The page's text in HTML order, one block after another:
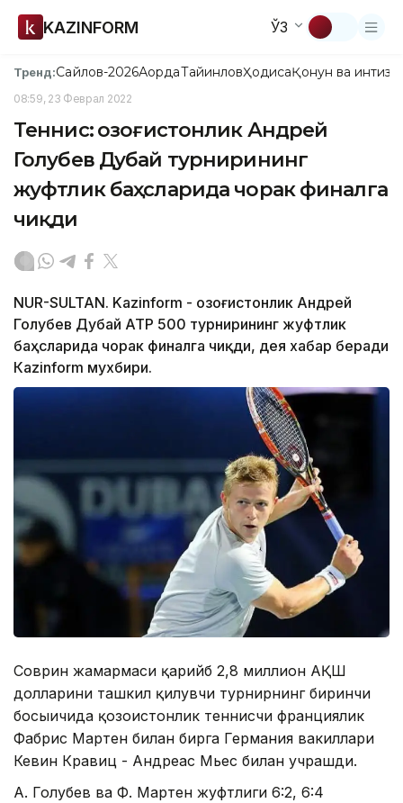
KAZINFORM ЎЗ
Тренд:Сайлов-2026АқордаТайинловҲодисаҚонун ва
08:59, 23 Феврал 2022
Теннис: Қозоғистонлик Андрей
Голубев Дубай турнирининг
жуфтлик баҳсларида чорак финалга
чиқди
NUR-SULTAN. Kazinform - Қозоғистонлик Андрей
Голубев Дубай АТP 500 турнирининг жуфтлик
баҳсларида чорак финалга чиқди, дея хабар беради
Кazinform мухбири.
Соврин жамғармаси қарийб 2,8 миллион АҚШ
долларини ташкил қилувчи турнирнинг биринчи
босыичида қозоғистонлик теннисчи франциялик
Фабрис Мартен билан бирга Германия вакиллари
Кевин Кравиц - Андреас Мьес билан учрашди.
А. Голубев ва Ф. Мартен жуфтлиги 6:2, 6:4